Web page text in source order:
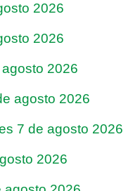
2026
2026
2026
agosto 2026
7 de agosto 2026
2026